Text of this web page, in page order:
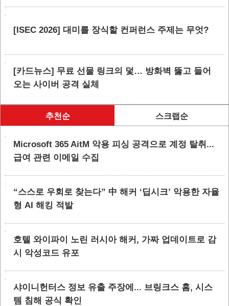
[ISEC 2026] 대미를 장식할 컨퍼런스 주제는 무엇?
[카드뉴스] 무료 선물 링크의 덫… 방화벽 뚫고 들어
오는 사이버 공격 실체
추천순 스크랩순
Microsoft 365 AitM 악용 피싱 공격으로 계정 탈취...
급여 관련 이메일 수집
“스스로 우회로 찾는다” 中 해커 ‘딥시크’ 악용한 자율
형 AI 해킹 적발
호텔 와이파이 노린 러시아 해커, 가짜 업데이트로 감
시 악성코드 유포
샤이니헌터스 정보 유출 주장에... 브링크스 홈, 시스
템 침해 공식 확인